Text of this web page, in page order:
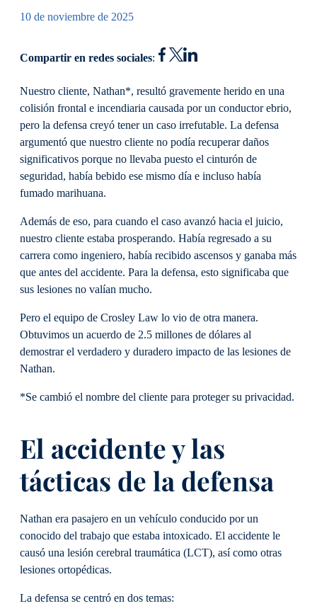
10 de noviembre de 2025
Compartir en redes sociales:
Nuestro cliente, Nathan*, resultó gravemente herido en una
colisión frontal e incendiaria causada por un conductor ebrio,
pero la defensa creyó tener un caso irrefutable. La defensa
argumentó que nuestro cliente no podía recuperar daños
significativos porque no llevaba puesto el cinturón de
seguridad, había bebido ese mismo día e incluso había
fumado marihuana.
Además de eso, para cuando el caso avanzó hacia el juicio,
nuestro cliente estaba prosperando. Había regresado a su
carrera como ingeniero, había recibido ascensos y ganaba más
que antes del accidente. Para la defensa, esto significaba que
sus lesiones no valían mucho.
Pero el equipo de Crosley Law lo vio de otra manera.
Obtuvimos un acuerdo de 2.5 millones de dólares al
demostrar el verdadero y duradero impacto de las lesiones de
Nathan.
*Se cambió el nombre del cliente para proteger su privacidad.
El accidente y las
tácticas de la defensa
Nathan era pasajero en un vehículo conducido por un
conocido del trabajo que estaba intoxicado. El accidente le
causó una lesión cerebral traumática (LCT), así como otras
lesiones ortopédicas.
La defensa se centró en dos temas: